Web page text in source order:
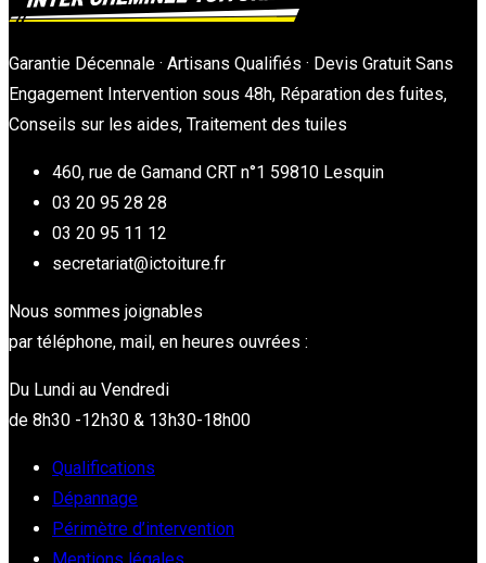
Garantie Décennale · Artisans Qualifiés · Devis Gratuit Sans
Engagement Intervention sous 48h, Réparation des fuites,
Conseils sur les aides, Traitement des tuiles
460, rue de Gamand CRT n°1 59810 Lesquin
03 20 95 28 28
03 20 95 11 12
secretariat@ictoiture.fr
Nous sommes joignables
par téléphone, mail, en heures ouvrées :
Du Lundi au Vendredi
de 8h30 -12h30 & 13h30-18h00
Qualifications
Dépannage
Périmètre d’intervention